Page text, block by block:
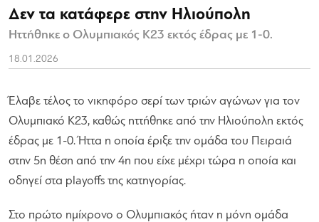
Δεν τα κατάφερε στην Ηλιούπολη
Ηττήθηκε ο Ολυμπιακός Κ23 εκτός έδρας με 1-0.
18.01.2026
Έλαβε τέλος το νικηφόρο σερί των τριών αγώνων για τον
Ολυμπιακό Κ23, καθώς ηττήθηκε από την Ηλιούπολη εκτός
έδρας με 1-0. Ήττα η οποία έριξε την ομάδα του Πειραιά
στην 5η θέση από την 4η που είχε μέχρι τώρα η οποία και
οδηγεί στα playoffs της κατηγορίας.
Στο πρώτο ημίχρονο ο Ολυμπιακός ήταν η μόνη ομάδα